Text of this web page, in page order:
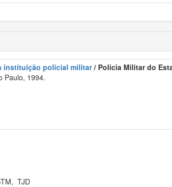
instituição policial militar/ Polícia Militar do
Paulo, 1994.
, TJD